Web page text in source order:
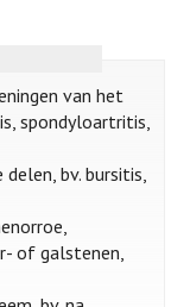
van het
spondyloartritis,
bv. bursitis,
of galstenen,